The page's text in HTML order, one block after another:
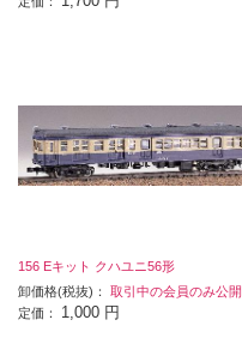
156 Eキット クハユニ56形
卸価格(税抜)： 取引中の会員のみ公開
定価： 1,000 円